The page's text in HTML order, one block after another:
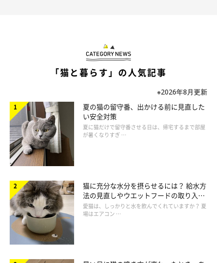
愛猫の気が向いて、飼い主さんのそばに来たら甘えたい合図。や
さしく声をかけたり、スキンシップが好きなコならそっと触れた
気が済むまで甘えられたら、愛猫の気分もきっと上がってくるは
ず。
「猫と暮らす」の人気記事
※2026年8月更新
夏の猫の留守番、出かける前に見直した
い安全対策
夏に猫だけで留守番させる日は、帰宅するまで部屋
が暑くなりすぎ …
猫に充分な水分を摂らせるには？ 給水方
法の見直しやウエットフードの取り入れ
方を解説
愛猫は、しっかりと水を飲んでくれていますか？ 夏
場はエアコン …